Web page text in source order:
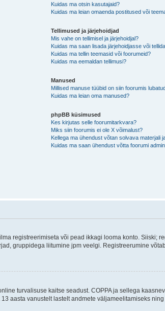
Kuidas ma otsin kasutajaid?
Kuidas ma leian omaenda postitused või
Tellimused ja järjehoidjad
Mis vahe on tellimisel ja järjehoidjal?
Kuidas ma saan lisada järjehoidjasse või
Kuidas ma tellin teemasid või foorumeid?
Kuidas ma eemaldan tellimusi?
Manused
Millised manuse tüübid on siin foorumis
Kuidas ma leian oma manused?
phpBB küsimused
Kes kirjutas selle foorumitarkvara?
Miks siin foorumis ei ole X võimalust?
Kellega ma ühendust võtan solvava materjali
Kuidas ma saan ühendust võtta foorumi
registreerimiseta või pead ikkagi looma konto. Siiski;
gruppidega liitumine jpm veelgi. Registreerumine
turvalisuse kaitse seadust. COPPA ja sellega
aasta vanustelt lastelt andmete väljameelitamiseks